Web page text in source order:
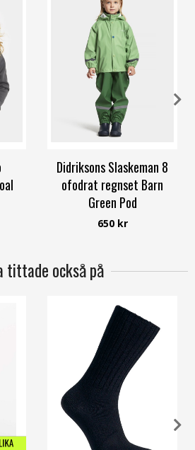
100 110
Didriksons Slaskeman 8
ofodrat regnset Barn
Green Pod
Didriksons
650 kr
tittade också på
40/42 43/45